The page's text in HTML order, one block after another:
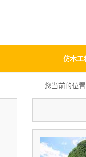
仿木工
您当前的位置